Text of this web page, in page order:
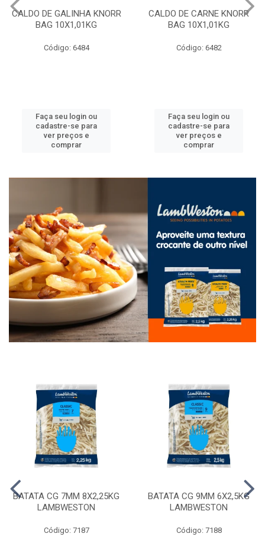
CALDO DE GALINHA KNORR
BAG 10X1,01KG
Código: 6484
Faça seu login ou
cadastre-se para
ver preços e
comprar
CALDO DE CARNE KNORR
BAG 10X1,01KG
Código: 6482
Faça seu login ou
cadastre-se para
ver preços e
comprar
BATATA CG 7MM 8X2,25KG
LAMBWESTON
Código: 7187
BATATA CG 9MM 6X2,5KG
LAMBWESTON
Código: 7188